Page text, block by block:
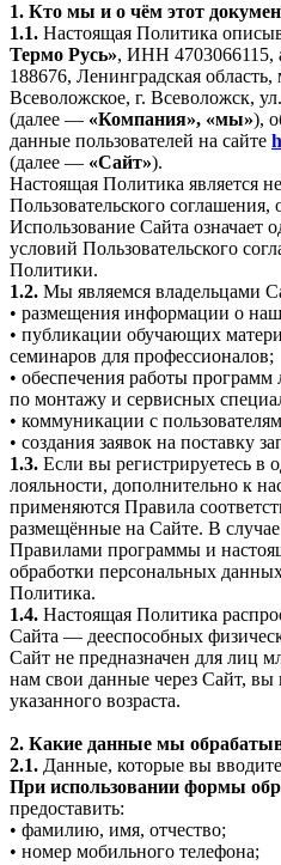
1. Кто мы и о чём этот
1.1. Настоящая Политика
Термо Русь», ИНН 4703066115,
188676, Ленинградская
Всеволожское, г. Всеволожск,
(далее — «Компания», «мы»),
данные пользователей на сайте
(далее — «Сайт»).
Настоящая Политика является
Пользовательского
Использование Сайта означает
условий Пользовательского
Политики.
1.2. Мы являемся владельцами
• размещения информации о
• публикации обучающих
семинаров для профессионалов;
• обеспечения работы программ
по монтажу и сервисных
• коммуникации с
• создания заявок на поставку
1.3. Если вы регистрируетесь в
лояльности, дополнительно к
применяются Правила
размещённые на Сайте. В
Правилами программы и
обработки персональных
Политика.
1.4. Настоящая Политика
Сайта — дееспособных
Сайт не предназначен для лиц
нам свои данные через Сайт, вы
указанного возраста.
2. Какие данные мы
2.1. Данные, которые вы
При использовании формы
предоставить:
• фамилию, имя, отчество;
• номер мобильного телефона;